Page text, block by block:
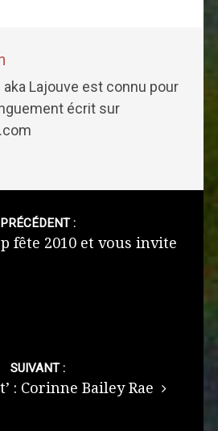
aka Lajouve est connu pour
écrit sur
PRÉCÉDENT :
fête 2010 et vous invite
SUIVANT :
: Corinne Bailey Rae